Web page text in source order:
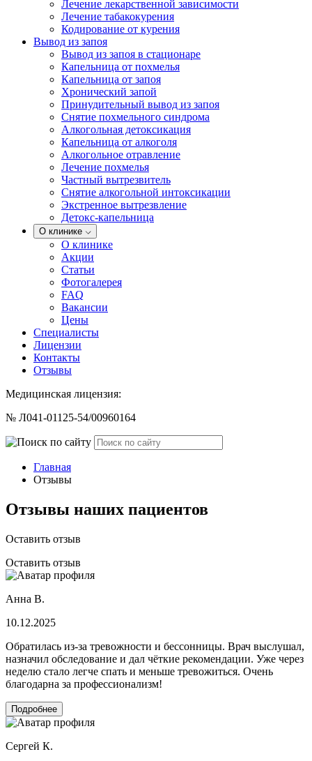
Лечение лекарственной зависимости
Лечение табакокурения
Кодирование от курения
Вывод из запоя
Вывод из запоя в стационаре
Капельница от похмелья
Капельница от запоя
Хронический запой
Принудительный вывод из запоя
Снятие похмельного синдрома
Алкогольная детоксикация
Капельница от алкоголя
Алкогольное отравление
Лечение похмелья
Частный вытрезвитель
Снятие алкогольной интоксикации
Экстренное вытрезвление
Детокс-капельница
О клинике
О клинике
Акции
Статьи
Фотогалерея
FAQ
Вакансии
Цены
Специалисты
Лицензии
Контакты
Отзывы
Медицинская лицензия:
№ Л041-01125-54/00960164
Главная
Отзывы
Отзывы наших пациентов
Оставить отзыв
Оставить отзыв
Анна В.
10.12.2025
Обратилась из-за тревожности и бессонницы. Врач выслушал,
назначил обследование и дал чёткие рекомендации. Уже через
неделю стало легче спать и меньше тревожиться. Очень
благодарна за профессионализм!
Подробнее
Сергей К.